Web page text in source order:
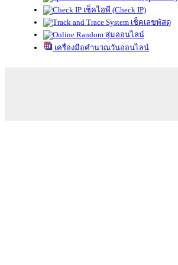
เช็คไอพี (Check IP)
เช็คเลขพัสดุ
สุ่มออนไลน์
เครื่องมือคำนวณวันออนไลน์